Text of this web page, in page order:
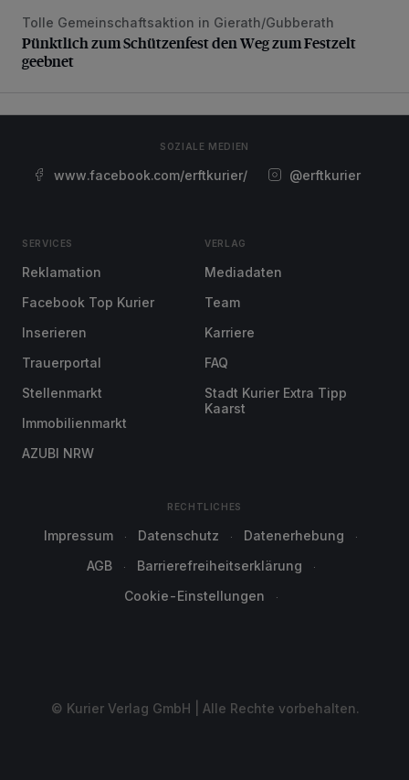
Pünktlich zum Schützenfest den Weg zum Festzelt
Tolle Gemeinschaftsaktion in Gierath/Gubberath
Pünktlich zum Schützenfest den Weg zum Festzelt
geebnet
SOZIALE MEDIEN
www.facebook.com/erftkurier/ @erftkurier
SERVICES
Reklamation
Facebook Top Kurier
Inserieren
Trauerportal
Stellenmarkt
Immobilienmarkt
AZUBI NRW
VERLAG
Mediadaten
Team
Karriere
FAQ
Stadt Kurier Extra Tipp
Kaarst
RECHTLICHES
Impressum Datenschutz
Datenerhebung
AGB
Barrierefreiheitserklärung
Cookie-Einstellungen
© Kurier Verlag GmbH | Alle Rechte vorbehalten.